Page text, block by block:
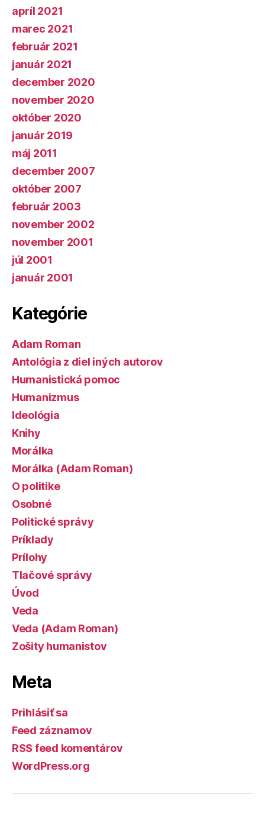
apríl 2021
marec 2021
február 2021
január 2021
december 2020
november 2020
október 2020
január 2019
máj 2011
december 2007
október 2007
február 2003
november 2002
november 2001
júl 2001
január 2001
Kategórie
Adam Roman
Antológia z diel iných autorov
Humanistická pomoc
Humanizmus
Ideológia
Knihy
Morálka
Morálka (Adam Roman)
O politike
Osobné
Politické správy
Príklady
Prílohy
Tlačové správy
Úvod
Veda
Veda (Adam Roman)
Zošity humanistov
Meta
Prihlásiť sa
Feed záznamov
RSS feed komentárov
WordPress.org